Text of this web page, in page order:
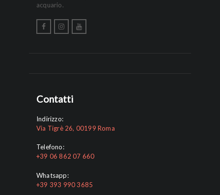
acquario.
Contatti
Indirizzo:
Via Tigrè 26, 00199 Roma
Telefono:
+39 06 862 07 660
Whatsapp:
+39 393 990 3685